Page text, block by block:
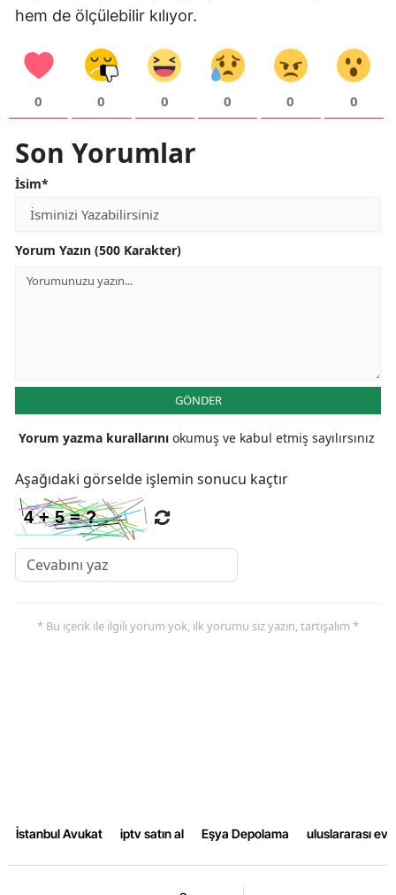
hem de ölçülebilir kılıyor.
0 0 0 0 0 0
Son Yorumlar
İsim*
Yorum Yazın (500 Karakter)
GÖNDER
Yorum yazma kurallarını okumuş ve kabul etmiş sayılırsınız
Aşağıdaki görselde işlemin sonucu kaçtır
* Bu içerik ile ilgili yorum yok, ilk yorumu siz yazın, tartışalım *
İstanbul Avukat iptv satın al Eşya Depolama uluslararası